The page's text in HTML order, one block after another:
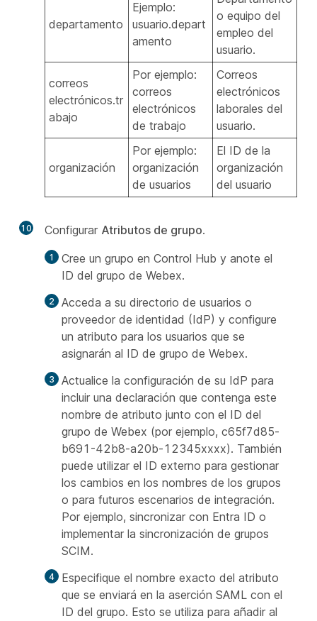
departamento
Ejemplo:
usuario.depart
amento
o equipo del
empleo del
usuario.
correos
electrónicos.tr
abajo
Por ejemplo:
correos
electrónicos
de trabajo
Correos
electrónicos
laborales del
usuario.
organización
Por ejemplo:
organización
de usuarios
El ID de la
organización
del usuario
10 Configurar Atributos de grupo.
Cree un grupo en Control Hub y anote el
ID del grupo de Webex.
Acceda a su directorio de usuarios o
proveedor de identidad (IdP) y configure
un atributo para los usuarios que se
asignarán al ID de grupo de Webex.
Actualice la configuración de su IdP para
incluir una declaración que contenga este
nombre de atributo junto con el ID del
grupo de Webex (por ejemplo, c65f7d85-
b691-42b8-a20b-12345xxxx). También
puede utilizar el ID externo para gestionar
los cambios en los nombres de los grupos
o para futuros escenarios de integración.
Por ejemplo, sincronizar con Entra ID o
implementar la sincronización de grupos
SCIM.
Especifique el nombre exacto del atributo
que se enviará en la aserción SAML con el
ID del grupo. Esto se utiliza para añadir al